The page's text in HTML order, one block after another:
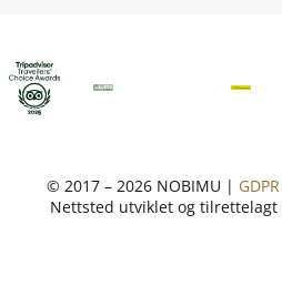
© 2017 – 2026 NOBIMU | GDPR
Nettsted utviklet og tilrettelagt